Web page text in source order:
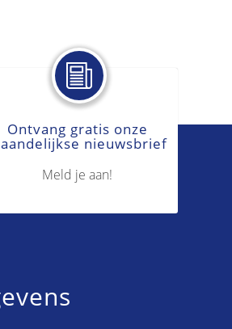
Ontvang gratis onze
nieuwsbrief
Meld je aan!